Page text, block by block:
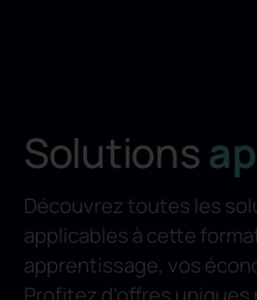
Solutions
Découvrez toutes les
applicables à cette
apprentissage, vos
Profitez d’offres uniques